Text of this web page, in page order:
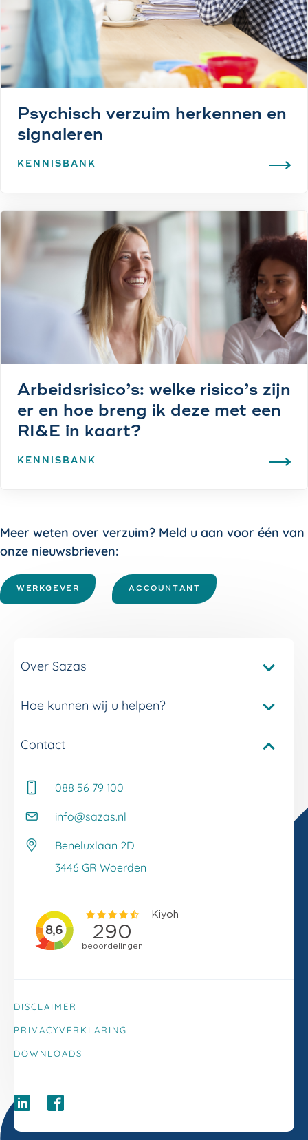
Psychisch verzuim herkennen en
signaleren
KENNISBANK
Arbeidsrisico’s: welke risico’s zijn
er en hoe breng ik deze met een
RI&E in kaart?
KENNISBANK
Meer weten over verzuim? Meld u aan voor één van
onze nieuwsbrieven:
WERKGEVER ACCOUNTANT
Over Sazas
Pakketvergelijker Sazas
Onze verzuimdiensten
Onze klantverhalen
Werken bij Sazas
Hoe kunnen wij u helpen?
Service en contact
Whitepapers
Kennisbank
Veelgestelde vragen
Contact
088 56 79 100
info@sazas.nl
Beneluxlaan 2D
3446 GR Woerden
DISCLAIMER
PRIVACYVERKLARING
DOWNLOADS